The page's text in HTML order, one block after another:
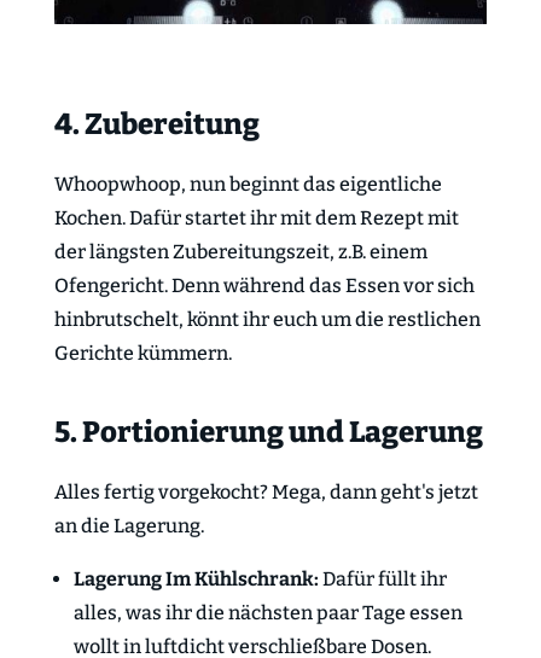
4. Zubereitung
Whoopwhoop, nun beginnt das eigentliche
Kochen. Dafür startet ihr mit dem Rezept mit
der längsten Zubereitungszeit, z.B. einem
Ofengericht. Denn während das Essen vor sich
hinbrutschelt, könnt ihr euch um die restlichen
Gerichte kümmern.
5. Portionierung und Lagerung
Alles fertig vorgekocht? Mega, dann geht's jetzt
an die Lagerung.
Lagerung Im Kühlschrank: Dafür füllt ihr
alles, was ihr die nächsten paar Tage essen
wollt in luftdicht verschließbare Dosen.